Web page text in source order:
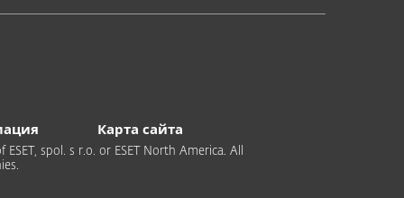
Карта сайта
spol. s r.o. or ESET North America. All